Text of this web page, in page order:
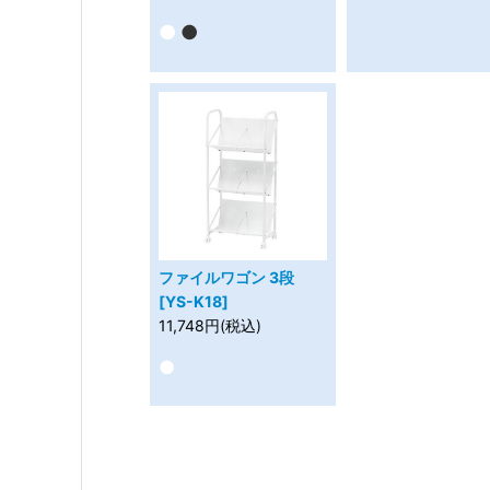
● ●
ファイルワゴン 3段
[YS-K18]
11,748円(税込)
●